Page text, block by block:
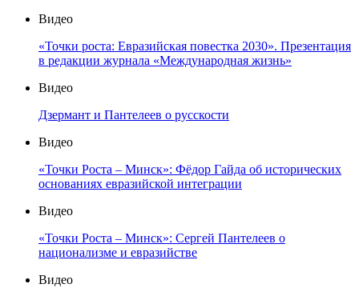
Видео
«Точки роста: Евразийская повестка 2030». Презентация
в редакции журнала «Международная жизнь»
Видео
Дзермант и Пантелеев о русскости
Видео
«Точки Роста – Минск»: Фёдор Гайда об исторических
основаниях евразийской интеграции
Видео
«Точки Роста – Минск»: Сергей Пантелеев о
национализме и евразийстве
Видео